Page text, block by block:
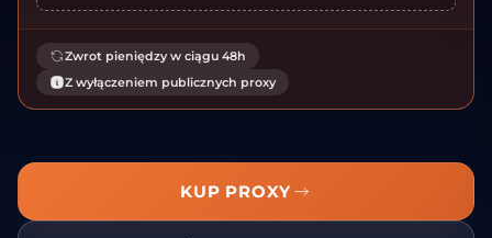
Zwrot pieniędzy w ciągu 48h
Z wyłączeniem publicznych proxy
KUP PROXY